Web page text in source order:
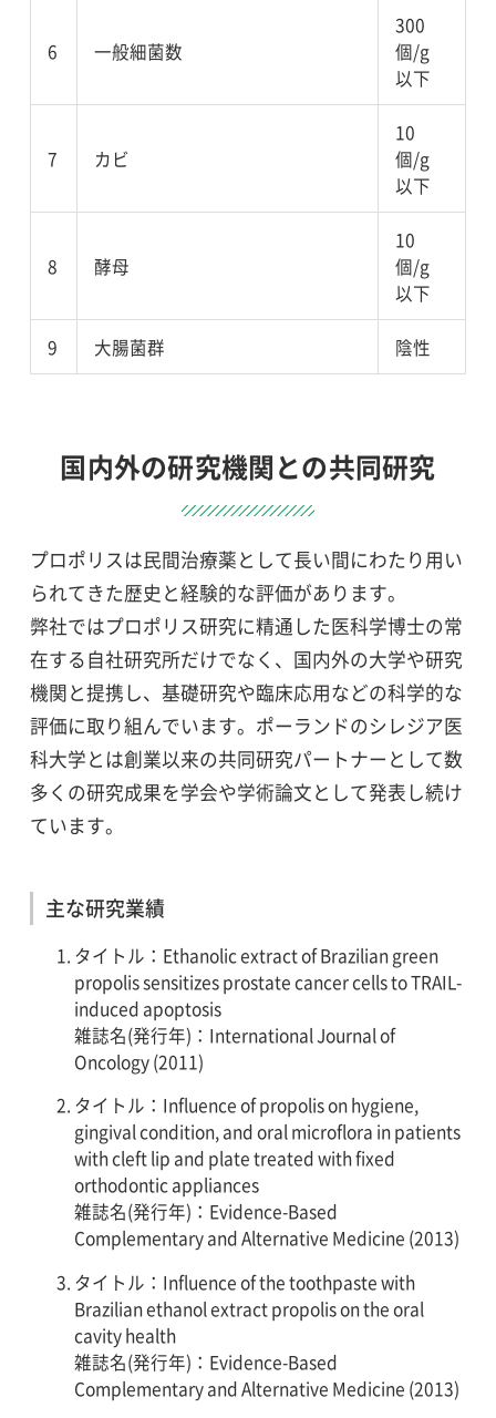
6 一般細菌数
300
個/g
以下
7 カビ
10
個/g
以下
8 酵母
10
個/g
以下
9 大腸菌群 陰性
国内外の研究機関との共同研究
プロポリスは民間治療薬として長い間にわたり用い
られてきた歴史と経験的な評価があります。
弊社ではプロポリス研究に精通した医科学博士の常
在する自社研究所だけでなく、国内外の大学や研究
機関と提携し、基礎研究や臨床応用などの科学的な
評価に取り組んでいます。ポーランドのシレジア医
科大学とは創業以来の共同研究パートナーとして数
多くの研究成果を学会や学術論文として発表し続け
ています。
主な研究業績
タイトル：Ethanolic extract of Brazilian green
propolis sensitizes prostate cancer cells to TRAIL-
induced apoptosis
雑誌名(発行年)：International Journal of
Oncology (2011)
タイトル：Influence of propolis on hygiene,
gingival condition, and oral microflora in patients
with cleft lip and plate treated with fixed
orthodontic appliances
雑誌名(発行年)：Evidence-Based
Complementary and Alternative Medicine (2013)
タイトル：Influence of the toothpaste with
Brazilian ethanol extract propolis on the oral
cavity health
雑誌名(発行年)：Evidence-Based
Complementary and Alternative Medicine (2013)